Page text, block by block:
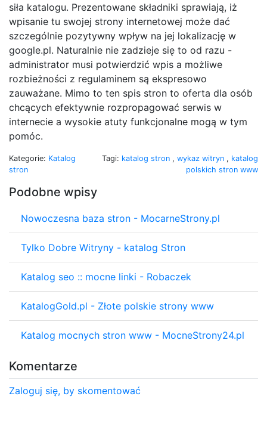
siła katalogu. Prezentowane składniki sprawiają, iż
wpisanie tu swojej strony internetowej może dać
szczególnie pozytywny wpływ na jej lokalizację w
google.pl. Naturalnie nie zadzieje się to od razu -
administrator musi potwierdzić wpis a możliwe
rozbieżności z regulaminem są ekspresowo
zauważane. Mimo to ten spis stron to oferta dla osób
chcących efektywnie rozpropagować serwis w
internecie a wysokie atuty funkcjonalne mogą w tym
pomóc.
Kategorie: Katalog
stron
Tagi: katalog stron , wykaz witryn , katalog
polskich stron www
Podobne wpisy
Nowoczesna baza stron - MocarneStrony.pl
Tylko Dobre Witryny - katalog Stron
Katalog seo :: mocne linki - Robaczek
KatalogGold.pl - Złote polskie strony www
Katalog mocnych stron www - MocneStrony24.pl
Komentarze
Zaloguj się, by skomentować